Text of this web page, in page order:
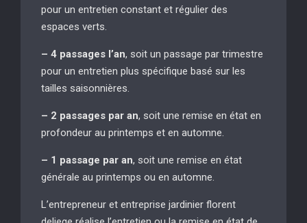
pour un entretien constant et régulier des
espaces verts.
– 4 passages l’an, soit un passage par trimestre
pour un entretien plus spécifique basé sur les
tailles saisonnières.
– 2 passages par an, soit une remise en état en
profondeur au printemps et en automne.
– 1 passage par an, soit une remise en état
générale au printemps ou en automne.
L’entrepreneur et entreprise jardinier florent